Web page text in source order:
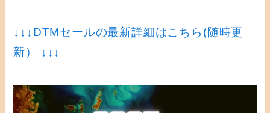
↓↓↓ DTMセールの最新詳細はこちら(随時更
新） ↓↓↓